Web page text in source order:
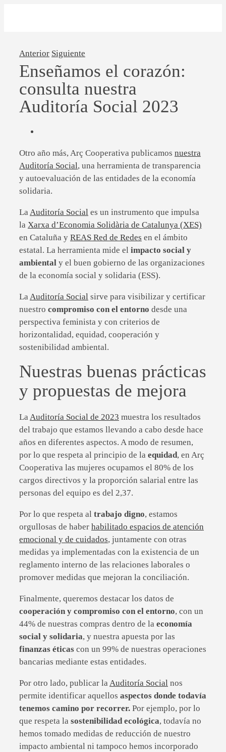
Anterior Siguiente
Enseñamos el corazón:
consulta nuestra
Auditoría Social 2023
Otro año más, Arç Cooperativa publicamos nuestra
Auditoría Social, una herramienta de transparencia
y autoevaluación de las entidades de la economía
solidaria.
La Auditoría Social es un instrumento que impulsa
la Xarxa d’Economia Solidària de Catalunya (XES)
en Cataluña y REAS Red de Redes en el ámbito
estatal. La herramienta mide el impacto social y
ambiental y el buen gobierno de las organizaciones
de la economía social y solidaria (ESS).
La Auditoría Social sirve para visibilizar y certificar
nuestro compromiso con el entorno desde una
perspectiva feminista y con criterios de
horizontalidad, equidad, cooperación y
sostenibilidad ambiental.
Nuestras buenas prácticas
y propuestas de mejora
La Auditoría Social de 2023 muestra los resultados
del trabajo que estamos llevando a cabo desde hace
años en diferentes aspectos. A modo de resumen,
por lo que respeta al principio de la equidad, en Arç
Cooperativa las mujeres ocupamos el 80% de los
cargos directivos y la proporción salarial entre las
personas del equipo es del 2,37.
Por lo que respeta al trabajo digno, estamos
orgullosas de haber habilitado espacios de atención
emocional y de cuidados, juntamente con otras
medidas ya implementadas con la existencia de un
reglamento interno de las relaciones laborales o
promover medidas que mejoran la conciliación.
Finalmente, queremos destacar los datos de
cooperación y compromiso con el entorno, con un
44% de nuestras compras dentro de la economía
social y solidaria, y nuestra apuesta por las
finanzas éticas con un 99% de nuestras operaciones
bancarias mediante estas entidades.
Por otro lado, publicar la Auditoría Social nos
permite identificar aquellos aspectos donde todavía
tenemos camino por recorrer. Por ejemplo, por lo
que respeta la sostenibilidad ecológica, todavía no
hemos tomado medidas de reducción de nuestro
impacto ambiental ni tampoco hemos incorporado